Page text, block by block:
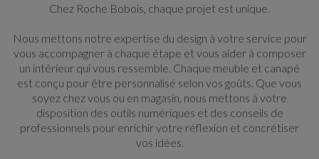
Chez Roche Bobois, chaque projet est unique.
Nous mettons notre expertise du design à votre service pour
vous accompagner à chaque étape et vous aider à composer
un intérieur qui vous ressemble. Chaque meuble et canapé
est conçu pour être personnalisé selon vos goûts. Que vous
soyez chez vous ou en magasin, nous mettons à votre
disposition des outils numériques et des conseils de
professionnels pour enrichir votre réflexion et concrétiser
vos idées.